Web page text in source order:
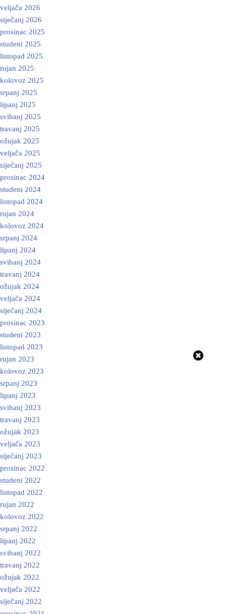
veljača 2026
siječanj 2026
prosinac 2025
studeni 2025
listopad 2025
rujan 2025
kolovoz 2025
srpanj 2025
lipanj 2025
svibanj 2025
travanj 2025
ožujak 2025
veljača 2025
siječanj 2025
prosinac 2024
studeni 2024
listopad 2024
rujan 2024
kolovoz 2024
srpanj 2024
lipanj 2024
svibanj 2024
travanj 2024
ožujak 2024
veljača 2024
siječanj 2024
prosinac 2023
studeni 2023
listopad 2023
rujan 2023
kolovoz 2023
srpanj 2023
lipanj 2023
svibanj 2023
travanj 2023
ožujak 2023
veljača 2023
siječanj 2023
prosinac 2022
studeni 2022
listopad 2022
rujan 2022
kolovoz 2022
srpanj 2022
lipanj 2022
svibanj 2022
travanj 2022
ožujak 2022
veljača 2022
siječanj 2022